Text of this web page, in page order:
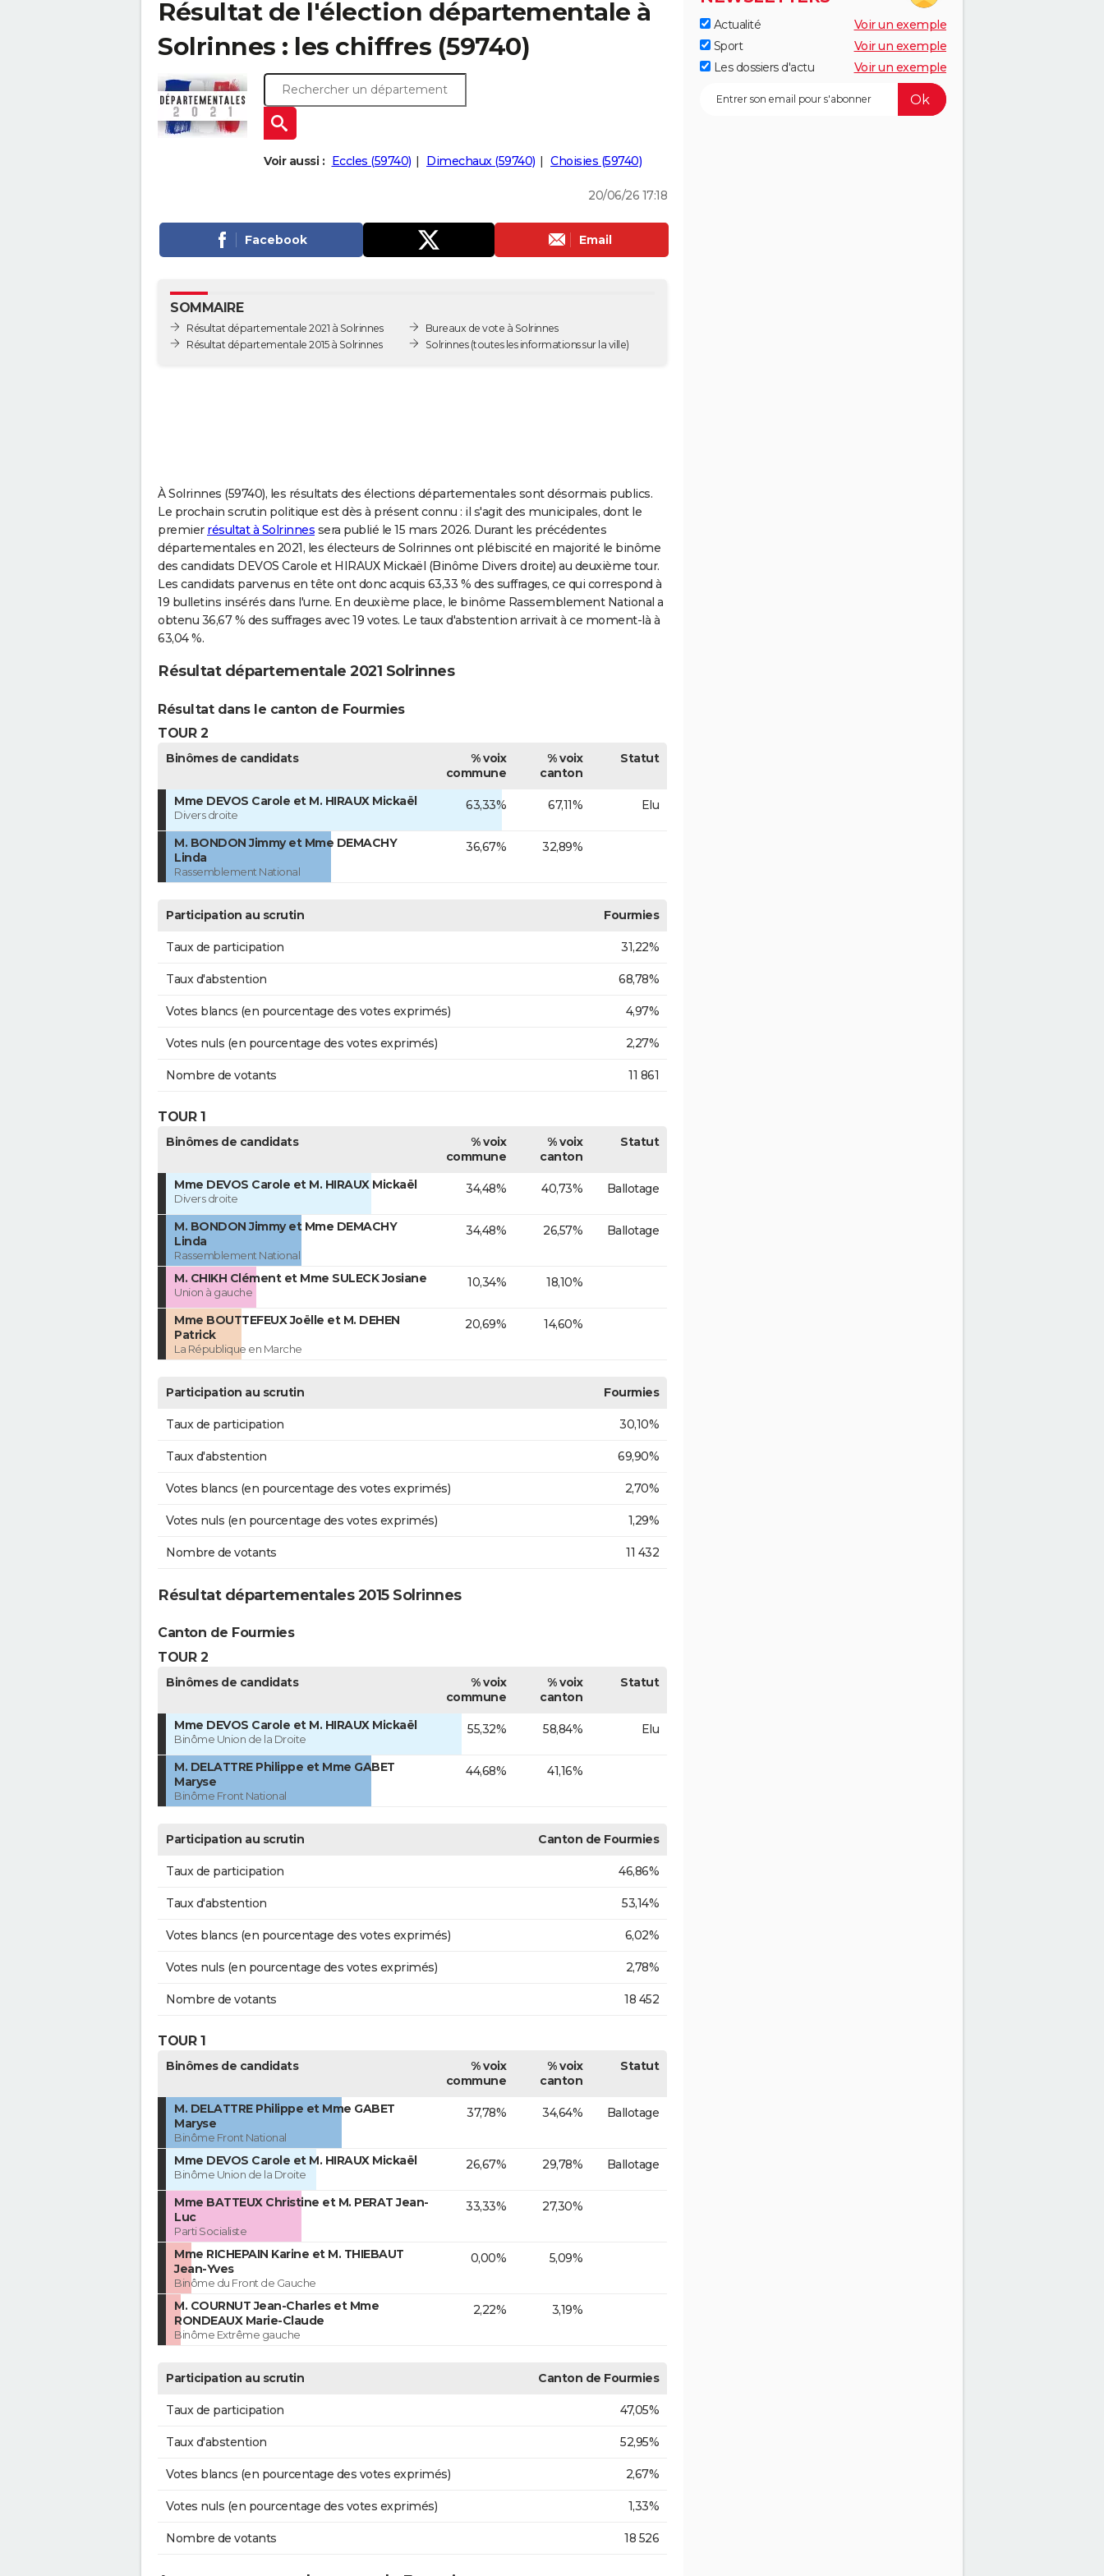
Résultat de l'élection départementale à
Solrinnes : les chiffres (59740)
Voir aussi : Eccles (59740) Dimechaux (59740) Choisies (59740)
20/06/26 17:18
Facebook Email
SOMMAIRE
Résultat départementale 2021 à Solrinnes
Résultat départementale 2015 à Solrinnes
Bureaux de vote à Solrinnes
Solrinnes(toutes les informations sur la ville)
À Solrinnes (59740), les résultats des élections départementales sont désormais publics.
Le prochain scrutin politique est dès à présent connu : il s'agit des municipales, dont le
premier résultat à Solrinnes sera publié le 15 mars 2026. Durant les précédentes
départementales en 2021, les électeurs de Solrinnes ont plébiscité en majorité le binôme
des candidats DEVOS Carole et HIRAUX Mickaël (Binôme Divers droite) au deuxième tour.
Les candidats parvenus en tête ont donc acquis 63,33 % des suffrages, ce qui correspond à
19 bulletins insérés dans l'urne. En deuxième place, le binôme Rassemblement National a
obtenu 36,67 % des suffrages avec 19 votes. Le taux d'abstention arrivait à ce moment-là à
63,04 %.
Résultat départementale 2021 Solrinnes
Résultat dans le canton de Fourmies
TOUR 2
Binômes de candidats
% voix
commune
% voix
canton
Statut
Mme DEVOS Carole et M. HIRAUX Mickaël
Divers droite
63,33% 67,11% Elu
M. BONDON Jimmy et Mme DEMACHY
Linda
Rassemblement National
36,67% 32,89%
Participation au scrutin Fourmies
Taux de participation 31,22%
Taux d'abstention 68,78%
Votes blancs (en pourcentage des votes exprimés) 4,97%
Votes nuls (en pourcentage des votes exprimés) 2,27%
Nombre de votants 11 861
TOUR 1
Binômes de candidats
% voix
commune
% voix
canton
Statut
Mme DEVOS Carole et M. HIRAUX Mickaël
Divers droite
34,48% 40,73% Ballotage
M. BONDON Jimmy et Mme DEMACHY
Linda
Rassemblement National
34,48% 26,57% Ballotage
M. CHIKH Clément et Mme SULECK Josiane
Union à gauche
10,34% 18,10%
Mme BOUTTEFEUX Joëlle et M. DEHEN
Patrick
La République en Marche
20,69% 14,60%
Participation au scrutin Fourmies
Taux de participation 30,10%
Taux d'abstention 69,90%
Votes blancs (en pourcentage des votes exprimés) 2,70%
Votes nuls (en pourcentage des votes exprimés) 1,29%
Nombre de votants 11 432
Résultat départementales 2015 Solrinnes
Canton de Fourmies
TOUR 2
Binômes de candidats
% voix
commune
% voix
canton
Statut
Mme DEVOS Carole et M. HIRAUX Mickaël
Binôme Union de la Droite
55,32% 58,84% Elu
M. DELATTRE Philippe et Mme GABET
Maryse
Binôme Front National
44,68% 41,16%
Participation au scrutin Canton de Fourmies
Taux de participation 46,86%
Taux d'abstention 53,14%
Votes blancs (en pourcentage des votes exprimés) 6,02%
Votes nuls (en pourcentage des votes exprimés) 2,78%
Nombre de votants 18 452
TOUR 1
Binômes de candidats
% voix
commune
% voix
canton
Statut
M. DELATTRE Philippe et Mme GABET
Maryse
Binôme Front National
37,78% 34,64% Ballotage
Mme DEVOS Carole et M. HIRAUX Mickaël
Binôme Union de la Droite
26,67% 29,78% Ballotage
Mme BATTEUX Christine et M. PERAT Jean-
Luc
Parti Socialiste
33,33% 27,30%
Mme RICHEPAIN Karine et M. THIEBAUT
Jean-Yves
Binôme du Front de Gauche
0,00% 5,09%
M. COURNUT Jean-Charles et Mme
RONDEAUX Marie-Claude
Binôme Extrême gauche
2,22% 3,19%
Participation au scrutin Canton de Fourmies
Taux de participation 47,05%
Taux d'abstention 52,95%
Votes blancs (en pourcentage des votes exprimés) 2,67%
Votes nuls (en pourcentage des votes exprimés) 1,33%
Nombre de votants 18 526
Actualité
Voir un exemple
Sport
Voir un exemple
Les dossiers d'actu
Voir un exemple